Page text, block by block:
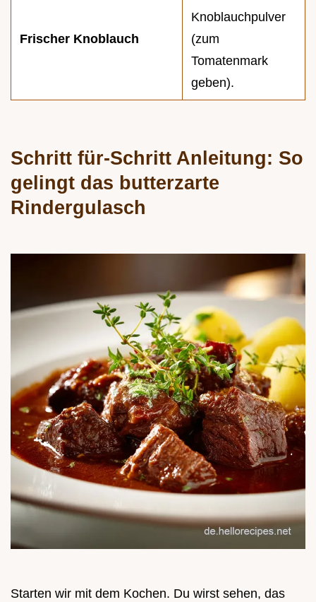
Frischer Knoblauch
Knoblauchpulver
(zum
Tomatenmark
geben).
Schritt für-Schritt Anleitung: So
gelingt das butterzarte
Rindergulasch
Starten wir mit dem Kochen. Du wirst sehen, das